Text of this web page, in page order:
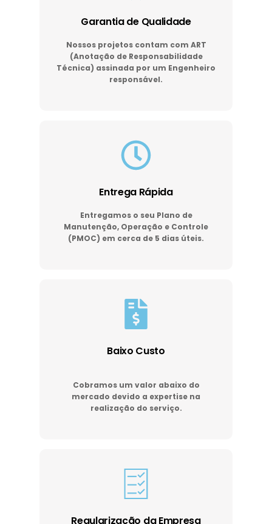
Garantia de Qualidade
Nossos projetos contam com ART
(Anotação de Responsabilidade
Técnica) assinada por um Engenheiro
responsável.
Entrega Rápida
Entregamos o seu Plano de
Manutenção, Operação e Controle
(PMOC) em cerca de 5 dias úteis.
Baixo Custo
Cobramos um valor abaixo do
mercado devido a expertise na
realização do serviço.
Regularização da Empresa